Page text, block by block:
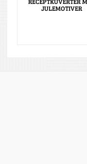
JULEMOTIVER